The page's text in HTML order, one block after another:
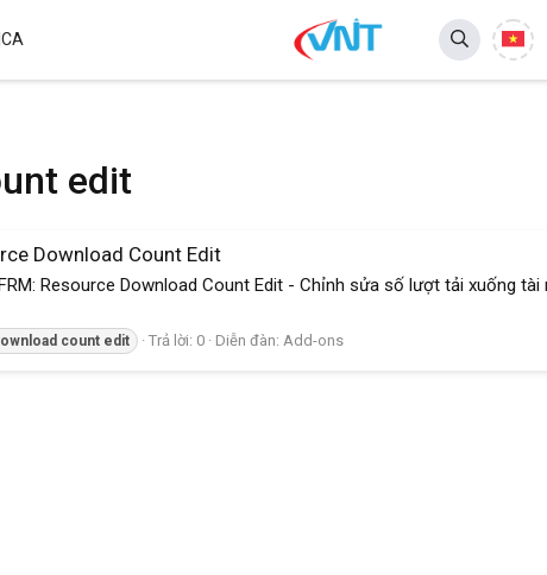
edit
Download Count Edit
Resource Download Count Edit - Chỉnh sửa số lượt tải xuống
count edit Trả lời: 0 Diễn đàn: Add-ons